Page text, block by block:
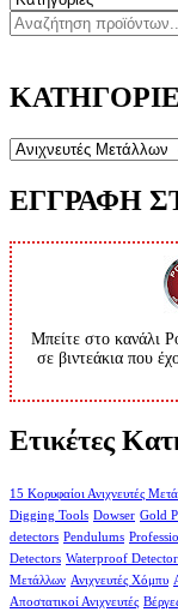
ΕΓΓΡΑΦΗ
Μπείτε στο κανάλι
σε βιντεάκια που
Ετικέτες
15 Κορυφαίοι Ανιχνευτές
Digging Tools Dowser Gold
detectors Pendulums
Detectors Waterproof
Μετάλλων Ανιχνευτές Χόμπυ
Αποστατικοί Ανιχνευτές